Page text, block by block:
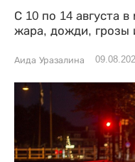
С 10 по 14 августа
жара, дожди, грозы
Аида Уразалина